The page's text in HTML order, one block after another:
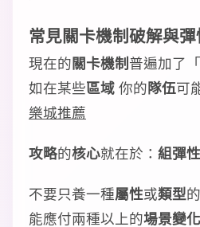
常見關卡機制破解與
現在的關卡機制普遍加了「
如在某些區域 你的隊伍可
樂城推薦
攻略的核心就在於： 組彈
不要只養一種屬性或類型的
能應付兩種以上的場景變化